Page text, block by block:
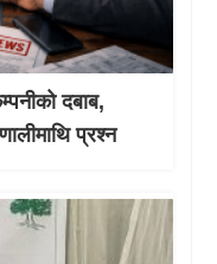
दबाब,
प्रश्न